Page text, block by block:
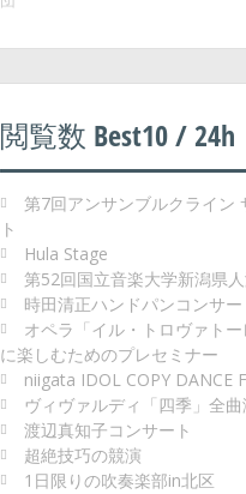
閲覧数 Best10 / 24h
第7回アンサンブルクライン
ト
Hula Stage
第52回国立音楽大学新潟県
時田清正ハンドパンコンサー
オペラ「イル・トロヴァト
に楽しむためのプレセミナー
niigata IDOL COPY DANCE
ヴィヴァルディ「四季」全
渡辺真知子コンサート
超絶技巧の競演
1日限りの吹奏楽部in北区